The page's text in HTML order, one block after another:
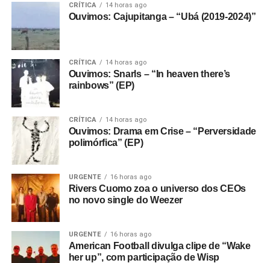
CRÍTICA 14 horas ago
Ouvimos: Cajupitanga – “Ubá (2019-2024)”
CRÍTICA 14 horas ago
Ouvimos: Snarls – “In heaven there’s
rainbows” (EP)
CRÍTICA 14 horas ago
Ouvimos: Drama em Crise – “Perversidade
polimórfica” (EP)
URGENTE 16 horas ago
Rivers Cuomo zoa o universo dos CEOs
no novo single do Weezer
URGENTE 16 horas ago
American Football divulga clipe de “Wake
her up”, com participação de Wisp